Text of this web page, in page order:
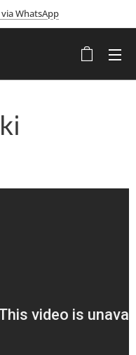
WhatsApp